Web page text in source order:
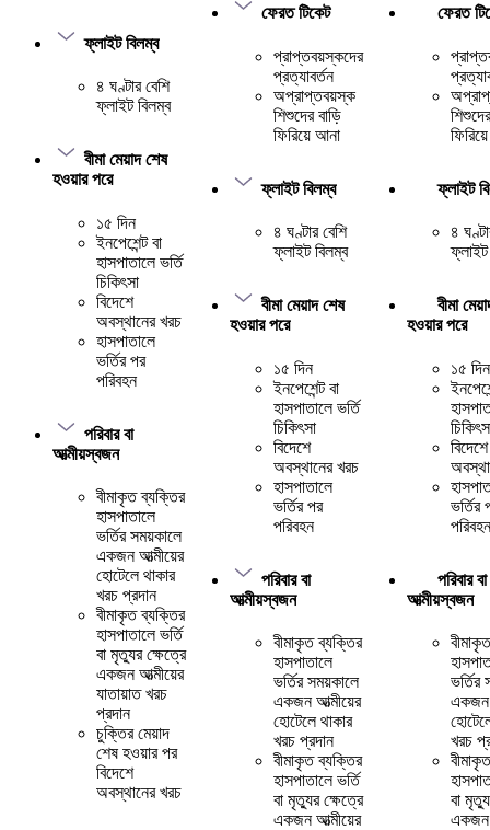
ফ্লাইট বিলম্ব
৪ ঘণ্টার বেশি
ফ্লাইট বিলম্ব
বীমা মেয়াদ শেষ
হওয়ার পরে
১৫ দিন
ইনপেশেন্ট বা
হাসপাতালে ভর্তি
চিকিৎসা
বিদেশে
অবস্থানের খরচ
হাসপাতালে
ভর্তির পর
পরিবহন
পরিবার বা
আত্মীয়স্বজন
বীমাকৃত ব্যক্তির
হাসপাতালে
ভর্তির সময়কালে
একজন আত্মীয়ের
হোটেলে থাকার
খরচ প্রদান
বীমাকৃত ব্যক্তির
হাসপাতালে ভর্তি
বা মৃত্যুর ক্ষেত্রে
একজন আত্মীয়ের
যাতায়াত খরচ
প্রদান
চুক্তির মেয়াদ
শেষ হওয়ার পর
বিদেশে
অবস্থানের খরচ
ফেরত টিকেট
প্রাপ্তবয়স্কদের
প্রত্যাবর্তন
অপ্রাপ্তবয়স্ক
শিশুদের বাড়ি
ফিরিয়ে আনা
ফ্লাইট বিলম্ব
৪ ঘণ্টার বেশি
ফ্লাইট বিলম্ব
বীমা মেয়াদ শেষ
হওয়ার পরে
১৫ দিন
ইনপেশেন্ট বা
হাসপাতালে ভর্তি
চিকিৎসা
বিদেশে
অবস্থানের খরচ
হাসপাতালে
ভর্তির পর
পরিবহন
পরিবার বা
আত্মীয়স্বজন
বীমাকৃত ব্যক্তির
হাসপাতালে
ভর্তির সময়কালে
একজন আত্মীয়ের
হোটেলে থাকার
খরচ প্রদান
বীমাকৃত ব্যক্তির
হাসপাতালে ভর্তি
বা মৃত্যুর ক্ষেত্রে
একজন আত্মীয়ের
ফেরত
ফ্লাইট
৪
ফ্লাইট
বীমা
হওয়ার পরে
১৫ দিন
বিদেশে
ভর্তির
পরিবহন
পরিবার বা
আত্মীয়স্বজন
ভর্তির
একজন
খরচ
বা
একজন